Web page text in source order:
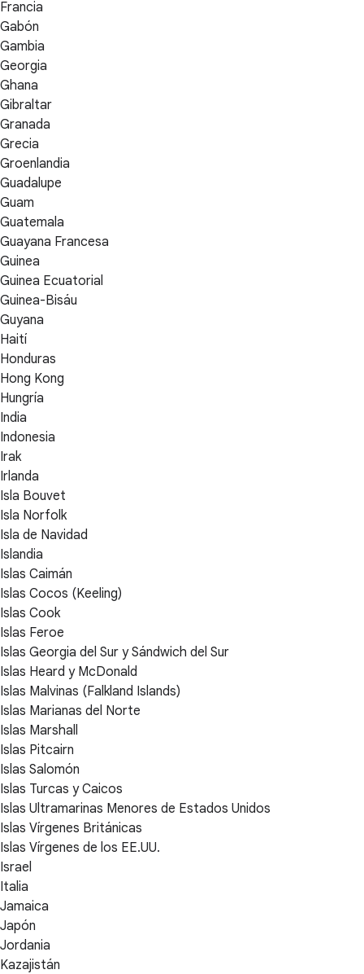
Francia
Gabón
Gambia
Georgia
Ghana
Gibraltar
Granada
Grecia
Groenlandia
Guadalupe
Guam
Guatemala
Guayana Francesa
Guinea
Guinea Ecuatorial
Guinea-Bisáu
Guyana
Haití
Honduras
Hong Kong
Hungría
India
Indonesia
Irak
Irlanda
Isla Bouvet
Isla Norfolk
Isla de Navidad
Islandia
Islas Caimán
Islas Cocos (Keeling)
Islas Cook
Islas Feroe
Islas Georgia del Sur y Sándwich del Sur
Islas Heard y McDonald
Islas Malvinas (Falkland Islands)
Islas Marianas del Norte
Islas Marshall
Islas Pitcairn
Islas Salomón
Islas Turcas y Caicos
Islas Ultramarinas Menores de Estados Unidos
Islas Vírgenes Británicas
Islas Vírgenes de los EE.UU.
Israel
Italia
Jamaica
Japón
Jordania
Kazajistán